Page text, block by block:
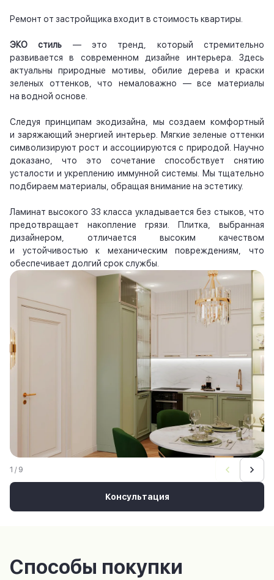
Ремонт от застройщика входит в стоимость квартиры.
ЭКО стиль — это тренд, который стремительно
развивается в современном дизайне интерьера. Здесь
актуальны природные мотивы, обилие дерева и краски
зеленых оттенков, что немаловажно — все материалы
на водной основе.
Следуя принципам экодизайна, мы создаем комфортный
и заряжающий энергией интерьер. Мягкие зеленые оттенки
символизируют рост и ассоциируются с природой. Научно
доказано, что это сочетание способствует снятию
усталости и укреплению иммунной системы. Мы тщательно
подбираем материалы, обращая внимание на эстетику.
Ламинат высокого 33 класса укладывается без стыков, что
предотвращает накопление грязи. Плитка, выбранная
дизайнером, отличается высоким качеством
и устойчивостью к механическим повреждениям, что
обеспечивает долгий срок службы.
Консультация
1 / 9
Способы покупки